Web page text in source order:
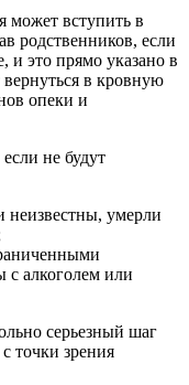
может вступить в
родственников, если
и это прямо указано в
в кровную
опеки и
не будут
неизвестны, умерли
алкоголем или
серьезный шаг
точки зрения